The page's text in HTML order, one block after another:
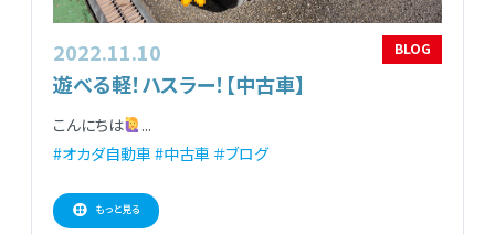
2022.11.10 BLOG
遊べる軽！ハスラー！【中古車】
こんにちは
...
#オカダ自動車 #中古車 ＃ブログ
もっと見る